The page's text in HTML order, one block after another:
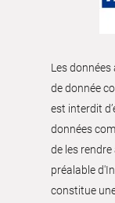
Les
de donnée
est interdit
données
de les
préalable
constitue